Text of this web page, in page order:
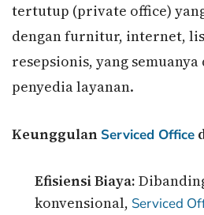
tertutup (private office)
dengan furnitur, internet,
resepsionis, yang
penyedia layanan.
Keunggulan Serviced Office
Efisiensi Biaya:
konvensional, Serviced